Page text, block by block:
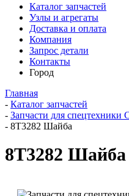
Каталог запчастей
Узлы и агрегаты
Доставка и оплата
Компания
Запрос детали
Контакты
Город
Главная
- Каталог запчастей
- Запчасти для спецтехники
- 8T3282 Шайба
8T3282 Шайба